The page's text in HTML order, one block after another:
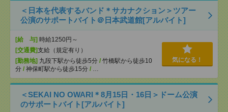
＜日本を代表するバンド＊サカナクション＞ツアー
公演のサポートバイト＠日本武道館[アルバイト]
[給 与] 時給1250円～
[交通費]支給（規定有り）
[勤務地] 九段下駅から徒歩5分 / 竹橋駅から徒歩10
分 / 神保町駅から徒歩15分 / …
気になる！
＜SEKAI NO OWARI＊8月15日・16日＞ドーム公演
のサポートバイト[アルバイト]